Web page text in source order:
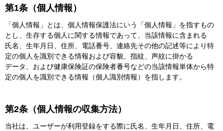
第1条（個人情報）
「個人情報」とは、個人情報保護法にいう「個人情報」を指すもの
とし、生存する個人に関する情報であって、当該情報に含まれる
氏名、生年月日、住所、電話番号、連絡先その他の記述等により特
定の個人を識別できる情報および容貌、指紋、声紋に掛かる
データ、および健康保険証の保険者番号などの当該情報単体から特
定の個人を識別できる情報（個人識別情報）を指します。
第2条（個人情報の収集方法）
当社は、ユーザーが利用登録をする際に氏名、生年月日、住所、電